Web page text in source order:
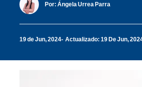
Por: Ángela Urrea Parra
19 de Jun, 2024 Actualizado: 19 De Jun,